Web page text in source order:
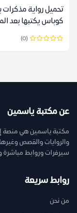
تحميل رواية مذكرات
كوباس يكتبها بعد
ماشادو دي أسيس
(0)
عن مكتبة ياسمين
مكتبة ياسمين هي منصة
سيرفرات وروابط مباشرة
روابط سريعة
من نحن